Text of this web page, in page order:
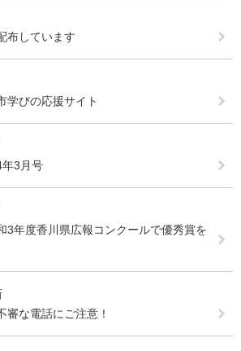
布しています
学びの応援サイト
3月号
3年度香川県広報コンクールで優秀賞を
審な電話にご注意！